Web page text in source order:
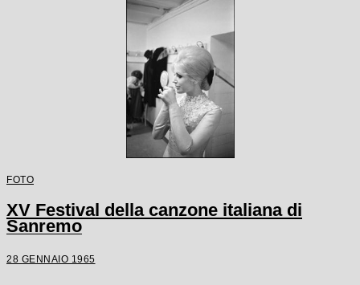
FOTO
XV Festival della canzone italiana di
Sanremo
28 GENNAIO 1965